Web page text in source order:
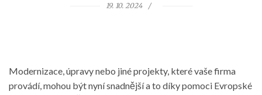
19. 10. 2024
Modernizace, úpravy nebo jiné projekty, které vaše firma
provádí, mohou být nyní snadnější a to díky pomoci Evropské